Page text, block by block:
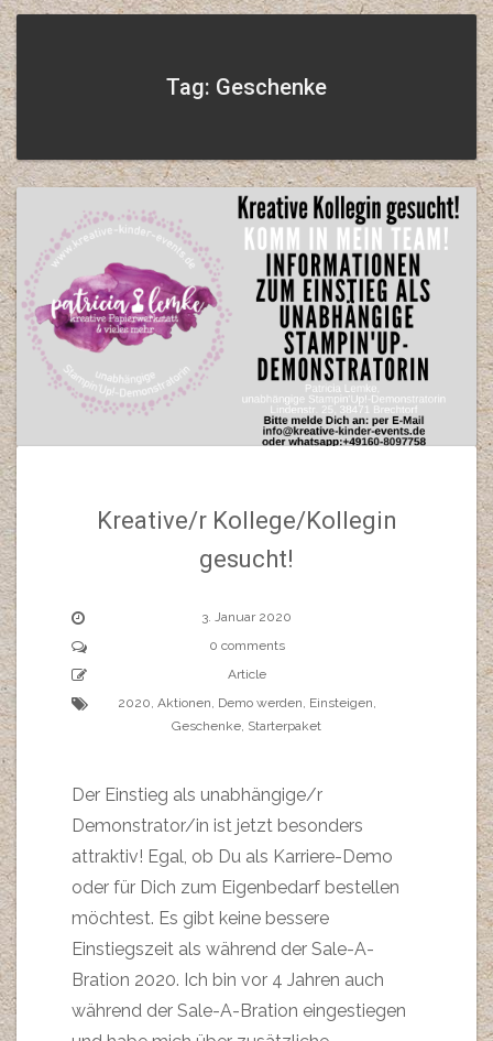
Tag: Geschenke
Kreative/r Kollege/Kollegin
gesucht!
3. Januar 2020
0 comments
Article
2020, Aktionen, Demo werden, Einsteigen,
Geschenke, Starterpaket
Der Einstieg als unabhängige/r
Demonstrator/in ist jetzt besonders
attraktiv! Egal, ob Du als Karriere-Demo
oder für Dich zum Eigenbedarf bestellen
möchtest. Es gibt keine bessere
Einstiegszeit als während der Sale-A-
Bration 2020. Ich bin vor 4 Jahren auch
während der Sale-A-Bration eingestiegen